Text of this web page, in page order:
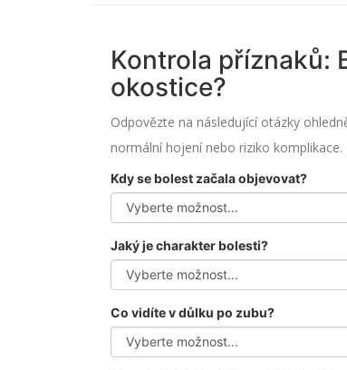
Kontrola příznaků:
okostice?
Odpovězte na následující otázky
normální hojení nebo riziko komplikace.
Kdy se bolest začala objevovat?
Jaký je charakter bolesti?
Co vidíte v důlku po zubu?